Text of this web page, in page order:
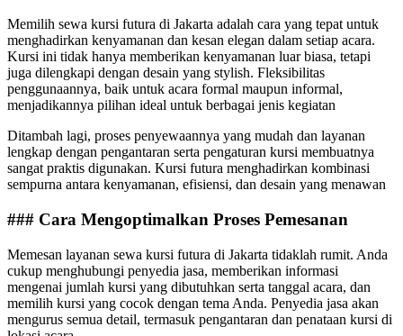
Memilih sewa kursi futura di Jakarta adalah cara yang tepat untuk
menghadirkan kenyamanan dan kesan elegan dalam setiap acara.
Kursi ini tidak hanya memberikan kenyamanan luar biasa, tetapi
juga dilengkapi dengan desain yang stylish. Fleksibilitas
penggunaannya, baik untuk acara formal maupun informal,
menjadikannya pilihan ideal untuk berbagai jenis kegiatan
Ditambah lagi, proses penyewaannya yang mudah dan layanan
lengkap dengan pengantaran serta pengaturan kursi membuatnya
sangat praktis digunakan. Kursi futura menghadirkan kombinasi
sempurna antara kenyamanan, efisiensi, dan desain yang menawan
### Cara Mengoptimalkan Proses Pemesanan
Memesan layanan sewa kursi futura di Jakarta tidaklah rumit. Anda
cukup menghubungi penyedia jasa, memberikan informasi
mengenai jumlah kursi yang dibutuhkan serta tanggal acara, dan
memilih kursi yang cocok dengan tema Anda. Penyedia jasa akan
mengurus semua detail, termasuk pengantaran dan penataan kursi di